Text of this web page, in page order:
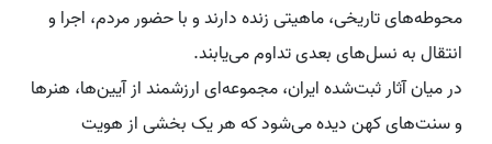
محوطه‌های تاریخی، ماهیتی زنده دارند و با حضور مردم، اجرا و
انتقال به نسل‌های بعدی تداوم می‌یابند.
در میان آثار ثبت‌شده ایران، مجموعه‌ای ارزشمند از آیین‌ها، هنرها
و سنت‌های کهن دیده می‌شود که هر یک بخشی از هویت